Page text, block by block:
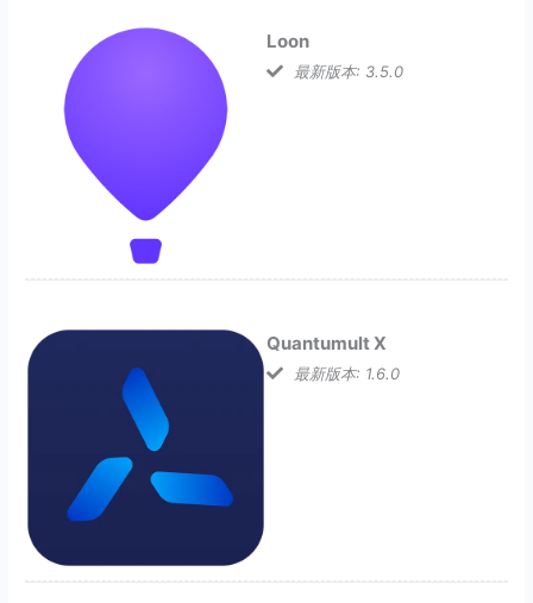
Loon
最新版本: 3.5.0
Quantumult X
最新版本: 1.6.0